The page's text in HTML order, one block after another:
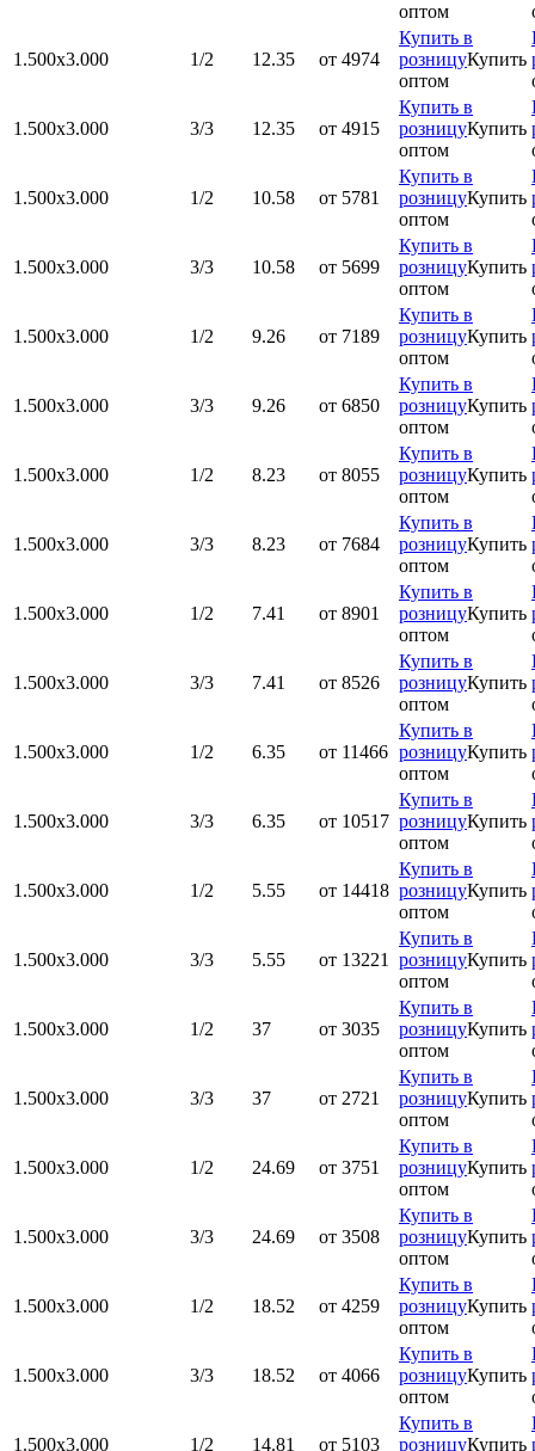
оптом
1.500x3.000 1/2 12.35 от 4974
Купить в
розницуКупить
оптом
1.500x3.000 3/3 12.35 от 4915
Купить в
розницуКупить
оптом
1.500x3.000 1/2 10.58 от 5781
Купить в
розницуКупить
оптом
1.500x3.000 3/3 10.58 от 5699
Купить в
розницуКупить
оптом
1.500x3.000 1/2 9.26 от 7189
Купить в
розницуКупить
оптом
1.500x3.000 3/3 9.26 от 6850
Купить в
розницуКупить
оптом
1.500x3.000 1/2 8.23 от 8055
Купить в
розницуКупить
оптом
1.500x3.000 3/3 8.23 от 7684
Купить в
розницуКупить
оптом
1.500x3.000 1/2 7.41 от 8901
Купить в
розницуКупить
оптом
1.500x3.000 3/3 7.41 от 8526
Купить в
розницуКупить
оптом
1.500x3.000 1/2 6.35 от 11466
Купить в
розницуКупить
оптом
1.500x3.000 3/3 6.35 от 10517
Купить в
розницуКупить
оптом
1.500x3.000 1/2 5.55 от 14418
Купить в
розницуКупить
оптом
1.500x3.000 3/3 5.55 от 13221
Купить в
розницуКупить
оптом
1.500x3.000 1/2 37 от 3035
Купить в
розницуКупить
оптом
1.500x3.000 3/3 37 от 2721
Купить в
розницуКупить
оптом
1.500x3.000 1/2 24.69 от 3751
Купить в
розницуКупить
оптом
1.500x3.000 3/3 24.69 от 3508
Купить в
розницуКупить
оптом
1.500x3.000 1/2 18.52 от 4259
Купить в
розницуКупить
оптом
1.500x3.000 3/3 18.52 от 4066
Купить в
розницуКупить
оптом
1.500x3.000 1/2 14.81 от 5103
Купить в
розницуКупить